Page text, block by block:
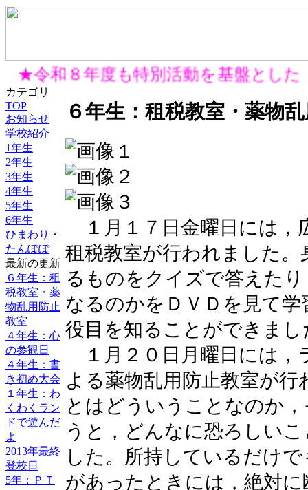
★令和８年度も特別活動を基盤とした
カテゴリ
TOP
お知らせ
学校紹介
1年生
2年生
3年生
4年生
5年生
6年生
ひまわり・
たんぽぽ
最新の更新
６年生：租
税教室・薬
物乱用防止
教室
４年生：心
の参観日
４年生：書
き初め大会
１年生：わ
くわくラン
ドで遊んだ
よ
2013年最終
登校日
5年：ＰＴ
６年生：租税教室・薬物
１月１７日金曜日には，
租税教室が行われました
るものをクイズで答えた
なるのかをＤＶＤを見て
役目を知ることができまし
１月２０日月曜日には，
よる薬物乱用防止教室が
とはどういうことなのか
うと，どんなに恐ろしい
した。所持しているだけ
があったときには，絶対